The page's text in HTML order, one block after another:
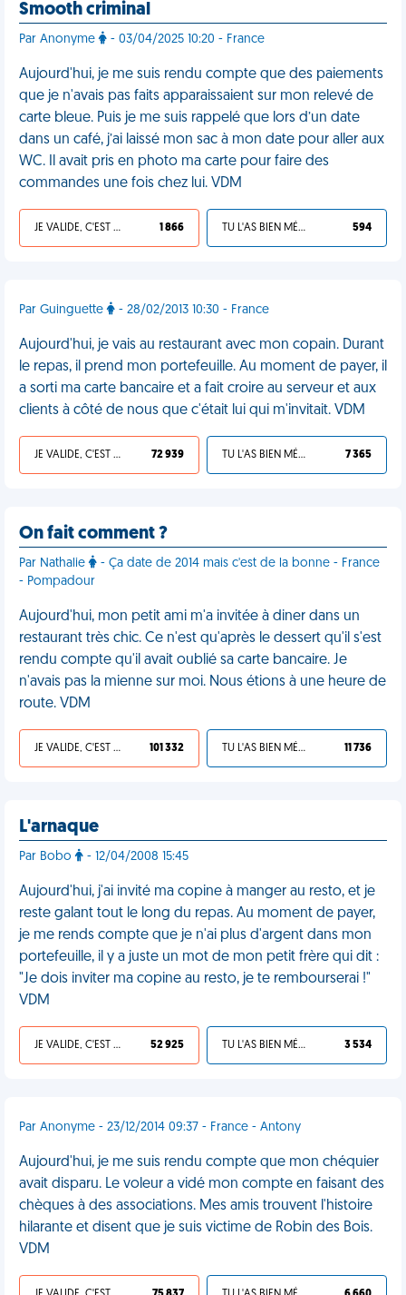
Smooth criminal
Par Anonyme - 03/04/2025 10:20 - France
Aujourd'hui, je me suis rendu compte que des paiements
que je n'avais pas faits apparaissaient sur mon relevé de
carte bleue. Puis je me suis rappelé que lors d’un date
dans un café, j’ai laissé mon sac à mon date pour aller aux
WC. Il avait pris en photo ma carte pour faire des
commandes une fois chez lui. VDM
JE VALIDE, C'EST UNE VDM 1 866 TU L'AS BIEN MÉRITÉ 594
Par Guinguette - 28/02/2013 10:30 - France
Aujourd'hui, je vais au restaurant avec mon copain. Durant
le repas, il prend mon portefeuille. Au moment de payer, il
a sorti ma carte bancaire et a fait croire au serveur et aux
clients à côté de nous que c'était lui qui m'invitait. VDM
JE VALIDE, C'EST UNE VDM 72 939 TU L'AS BIEN MÉRITÉ 7 365
On fait comment ?
Par Nathalie
- Ça date de 2014 mais c'est de la bonne - France
- Pompadour
Aujourd'hui, mon petit ami m'a invitée à diner dans un
restaurant très chic. Ce n'est qu'après le dessert qu'il s'est
rendu compte qu'il avait oublié sa carte bancaire. Je
n'avais pas la mienne sur moi. Nous étions à une heure de
route. VDM
JE VALIDE, C'EST UNE VDM 101 332 TU L'AS BIEN MÉRITÉ 11 736
L'arnaque
Par Bobo - 12/04/2008 15:45
Aujourd'hui, j'ai invité ma copine à manger au resto, et je
reste galant tout le long du repas. Au moment de payer,
je me rends compte que je n'ai plus d'argent dans mon
portefeuille, il y a juste un mot de mon petit frère qui dit :
"Je dois inviter ma copine au resto, je te rembourserai !"
VDM
JE VALIDE, C'EST UNE VDM 52 925 TU L'AS BIEN MÉRITÉ 3 534
Par Anonyme - 23/12/2014 09:37 - France - Antony
Aujourd'hui, je me suis rendu compte que mon chéquier
avait disparu. Le voleur a vidé mon compte en faisant des
chèques à des associations. Mes amis trouvent l'histoire
hilarante et disent que je suis victime de Robin des Bois.
VDM